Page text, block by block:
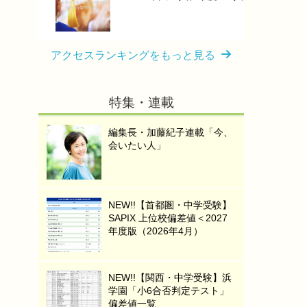
アクセスランキングをもっと見る
特集・連載
編集長・加藤紀子連載「今、
会いたい人」
NEW!!【首都圏・中学受験】
SAPIX 上位校偏差値＜2027
年度版（2026年4月）
NEW!!【関西・中学受験】浜
学園「小6合否判定テスト」
偏差値一覧